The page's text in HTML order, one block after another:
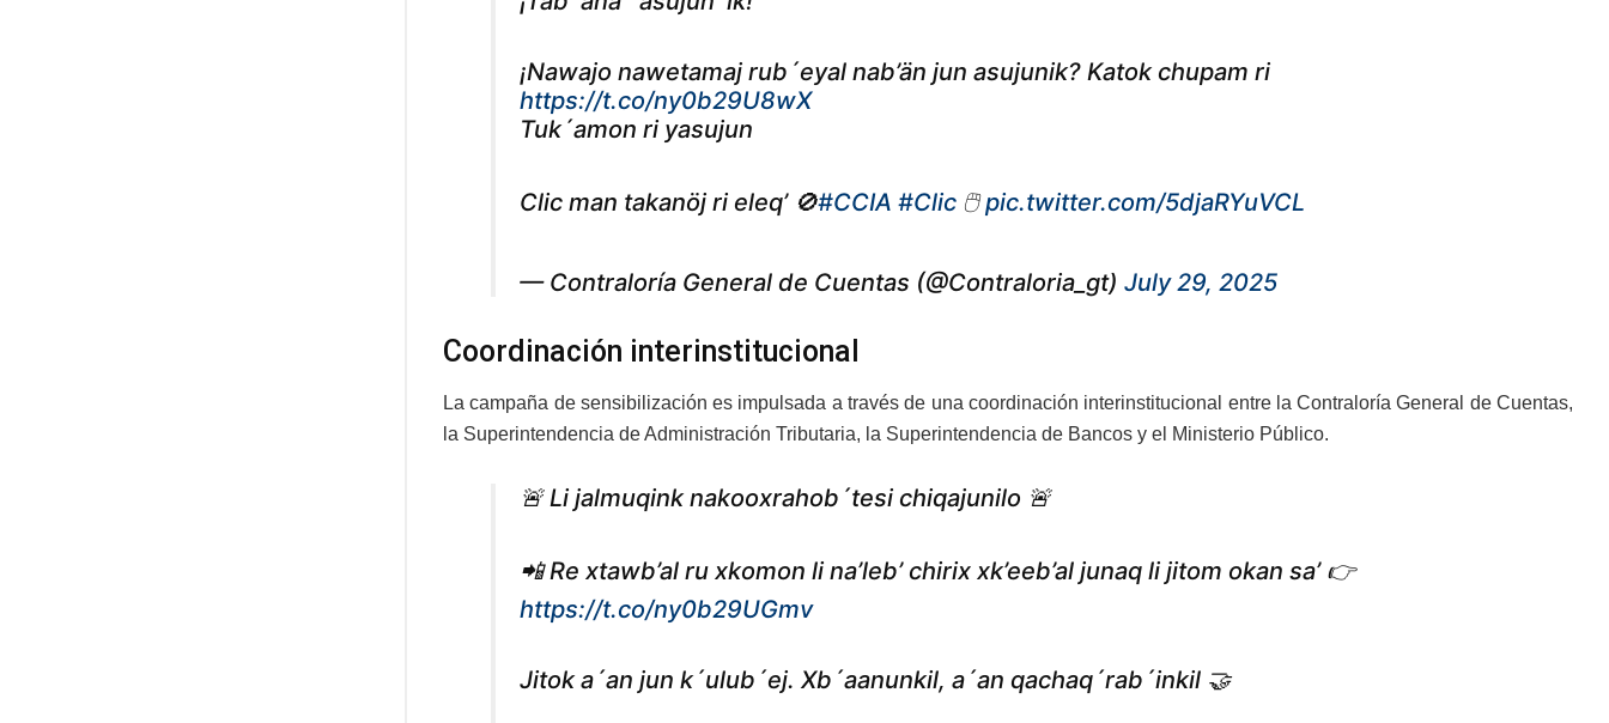
¡Nawajo nawetamaj rub´eyal nab’än jun asujunik? Katok chupam ri
https://t.co/ny0b29U8wX
Tuk´amon ri yasujun
Clic man takanöj ri eleq’ 🚫#CCIA #Clic 🖱️pic.twitter.com/5djaRYuVCL
— Contraloría General de Cuentas (@Contraloria_gt) July 29, 2025
Coordinación interinstitucional
La campaña de sensibilización es impulsada a través de una coordinación interinstitucional entre la Contraloría General de Cuentas,
la Superintendencia de Administración Tributaria, la Superintendencia de Bancos y el Ministerio Público.
🚨 Li jalmuqink nakooxrahob´tesi chiqajunilo 🚨
📲 Re xtawb’al ru xkomon li na’leb’ chirix xk’eeb’al junaq li jitom okan sa’ 👉
https://t.co/ny0b29UGmv
Jitok a´an jun k´ulub´ej. Xb´aanunkil, a´an qachaq´rab´inkil 🤝